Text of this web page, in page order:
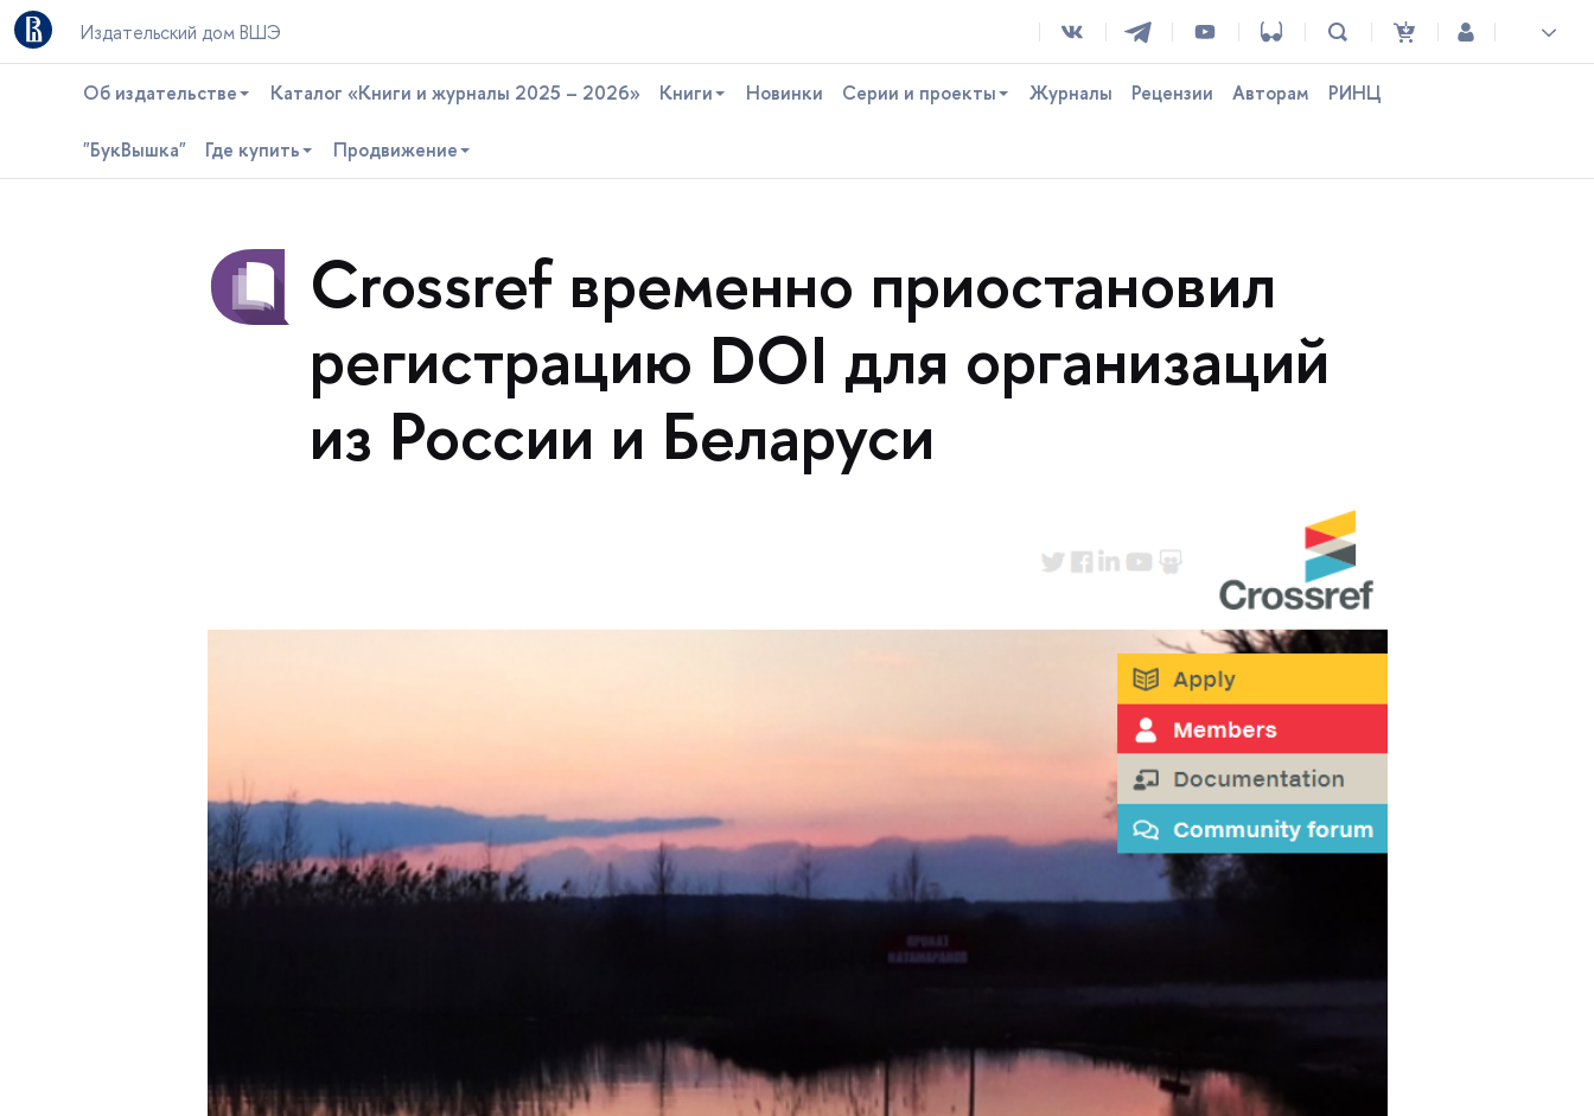
Издательский дом ВШЭ
Об издательстве Каталог «Книги и журналы 2025 – 2026» Книги Новинки Серии и проекты Журналы Рецензии Авторам РИНЦ
"БукВышка" Где купить Продвижение
Crossref временно приостановил
регистрацию DOI для организаций
из России и Беларуси